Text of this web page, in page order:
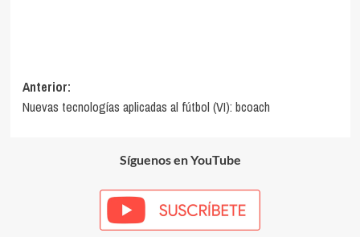
Navegación
de
Anterior:
Nuevas tecnologías aplicadas al fútbol (VI): bcoach
Síguenos en YouTube